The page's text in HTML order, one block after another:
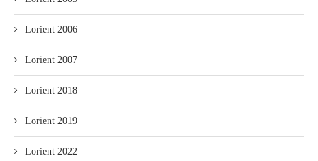
Lorient 2006
Lorient 2007
Lorient 2018
Lorient 2019
Lorient 2022